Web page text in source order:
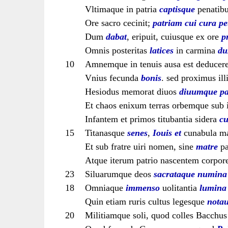
Vltimaque in patria captisque
Ore sacro cecinit; patriam cui cura
Dum dabat, eripuit, cuiusque ex ore
Omnis posteritas latices in carmina
10
Amnemque in tenuis ausa est
Vnius fecunda bonis. sed proximus illi
Hesiodus memorat diuos diuumque
Et chaos enixum terras orbemque sub
Infantem et primos titubantia sidera
15
Titanasque senes, Iouis etcunabula
Et sub fratre uiri nomen, sine matre
Atque iterum patrio nascentem
23
Siluarumque deos sacrataque numina
18
Omniaque immenso uolitantia lumina
Quin etiam ruris cultus legesque
20
Militiamque soli, quod colles